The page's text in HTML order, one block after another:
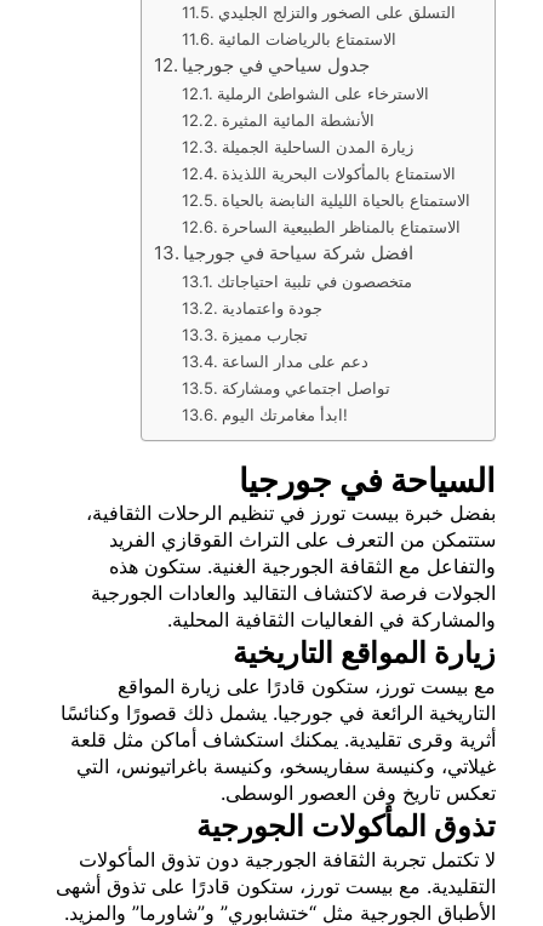
التسلق على الصخور والتزلج الجليدي
الاستمتاع بالرياضات المائية
جدول سياحي في جورجيا
الاسترخاء على الشواطئ الرملية
الأنشطة المائية المثيرة
زيارة المدن الساحلية الجميلة
الاستمتاع بالمأكولات البحرية اللذيذة
الاستمتاع بالحياة الليلية النابضة بالحياة
الاستمتاع بالمناظر الطبيعية الساحرة
افضل شركة سياحة في جورجيا
متخصصون في تلبية احتياجاتك
جودة واعتمادية
تجارب مميزة
دعم على مدار الساعة
تواصل اجتماعي ومشاركة
ابدأ مغامرتك اليوم!
السياحة في جورجيا
بفضل خبرة بيست تورز في تنظيم الرحلات الثقافية،
ستتمكن من التعرف على التراث القوقازي الفريد
والتفاعل مع الثقافة الجورجية الغنية. ستكون هذه
الجولات فرصة لاكتشاف التقاليد والعادات الجورجية
والمشاركة في الفعاليات الثقافية المحلية.
زيارة المواقع التاريخية
مع بيست تورز، ستكون قادرًا على زيارة المواقع
التاريخية الرائعة في جورجيا. يشمل ذلك قصورًا وكنائسًا
أثرية وقرى تقليدية. يمكنك استكشاف أماكن مثل قلعة
غيلاتي، وكنيسة سفاريسخو، وكنيسة باغراتيونس، التي
تعكس تاريخ وفن العصور الوسطى.
تذوق المأكولات الجورجية
لا تكتمل تجربة الثقافة الجورجية دون تذوق المأكولات
التقليدية. مع بيست تورز، ستكون قادرًا على تذوق أشهى
الأطباق الجورجية مثل “ختشابوري” و”شاورما” والمزيد.